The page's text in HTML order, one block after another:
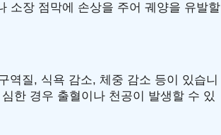
소장 점막에 손상을 주어 궤양을 유발할
역질, 식욕 감소, 체중 감소 등이 있습니
한 경우 출혈이나 천공이 발생할 수 있